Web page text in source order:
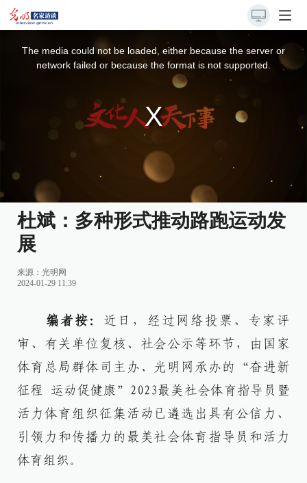
The media could not be loaded, either because the server or
network failed or because the format is not supported.
杜斌：多种形式推动路跑运动发
展
来源：光明网
2024-01-29 11:39
编者按： 近日，经过网络投票、专家评
审、有关单位复核、社会公示等环节，由国家
体育总局群体司主办、光明网承办的“奋进新
征程 运动促健康”2023最美社会体育指导员暨
活力体育组织征集活动已遴选出具有公信力、
引领力和传播力的最美社会体育指导员和活力
体育组织。